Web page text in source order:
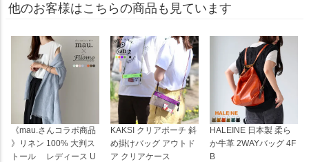
他のお客様はこちらの商品も見ています
《mau.さんコラボ商品
》リネン 100% 大判ス
トール レディース U
KAKSI クリアポーチ 斜
め掛けバッグ アウトド
ア クリアケース
HALEINE 日本製 柔ら
か牛革 2WAYバッグ 4F
B